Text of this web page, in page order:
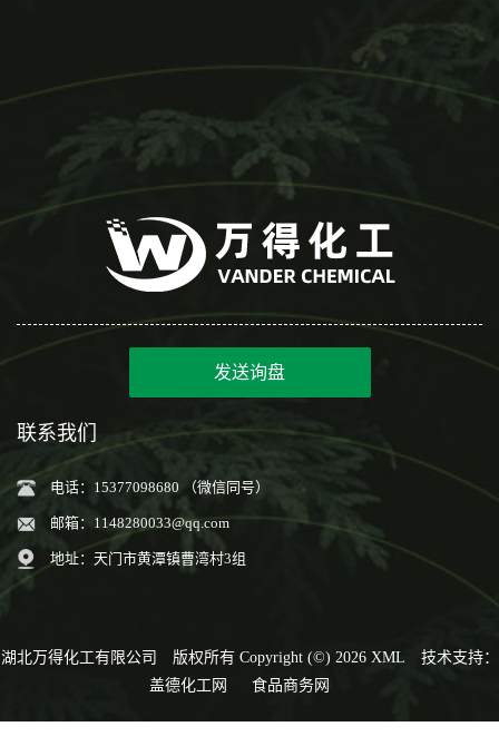
发送询盘
联系我们
电话：15377098680 （微信同号）
邮箱： 1148280033@qq.com
地址：天门市黄潭镇曹湾村3组
湖北万得化工有限公司 版权所有 Copyright (©) 2026 XML
技术支持：
盖德化工网
食品商务网